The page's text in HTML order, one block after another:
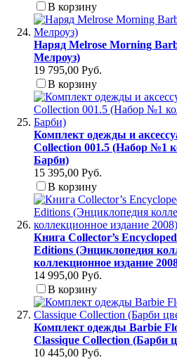
В корзину
Наряд Melrose Morning
Мелроуз)
19 795,00 Руб.
В корзину
Комплект одежды и
Collection 001.5 (Набор №1
Барби)
15 395,00 Руб.
В корзину
Книга Collector’s
Editions (Энциклопедия
коллекционное издание
14 995,00 Руб.
В корзину
Комплект одежды Barbie
Classique Collection (Барби
10 445,00 Руб.